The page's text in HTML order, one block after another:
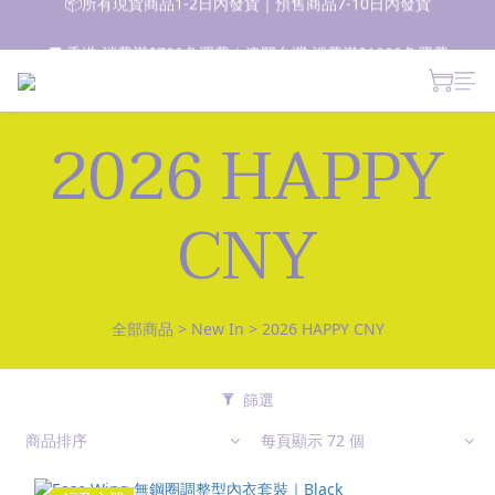
🚚 香港 消費滿$700免運費｜澳門台灣 消費滿$1000免運費
新朋友登記會員即獲$50購物金✨ 點擊了解更多詳情🔎
2026 HAPPY
CNY
全部商品 > New In > 2026 HAPPY CNY
篩選
商品排序
每頁顯示 72 個